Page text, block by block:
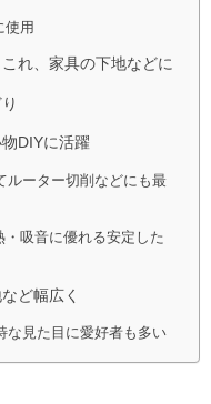
使用
れ、家具の下地などに
DIYに活躍
ルーター切削などにも最
吸音に優れる安定した
ど幅広く
な見た目に愛好者も多い